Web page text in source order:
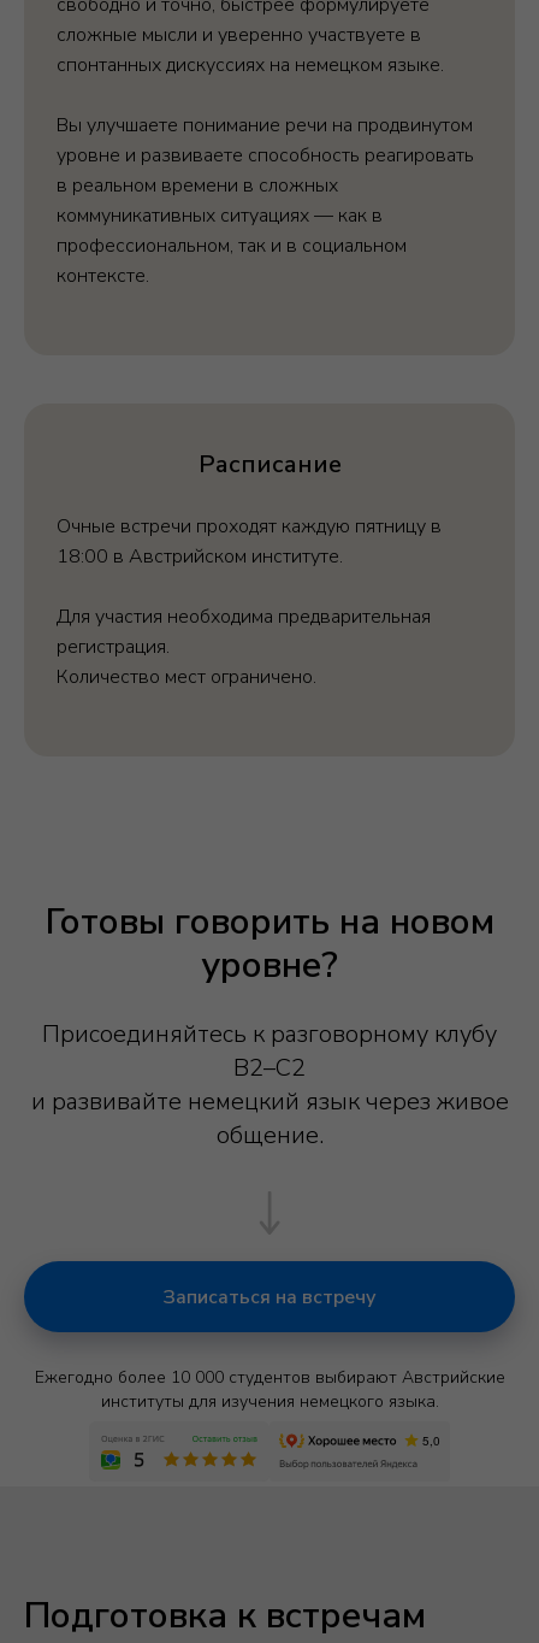
сложные мысли и уверенно участвуете в
спонтанных дискуссиях на немецком языке.
Вы улучшаете понимание речи на продвинутом
уровне и развиваете способность реагировать
в реальном времени в сложных
коммуникативных ситуациях — как в
профессиональном, так и в социальном
контексте.
Расписание
Очные встречи проходят каждую пятницу в
18:00 в Австрийском институте.
Для участия необходима предварительная
регистрация.
Количество мест ограничено.
Готовы говорить на новом
уровне?
Присоединяйтесь к разговорному клубу
B2–C2
и развивайте немецкий язык через живое
общение.
Записаться на встречу
Ежегодно более 10 000 студентов выбирают Австрийские
институты для изучения немецкого языка.
Подготовка к встречам